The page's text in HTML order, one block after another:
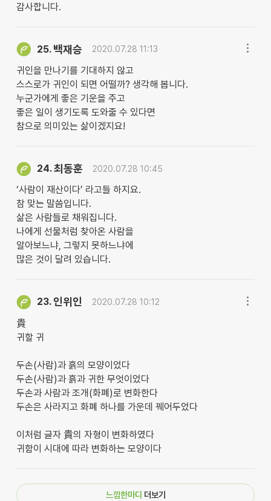
감사합니다.
25. 백재승 2020.07.28 11:13
귀인을 만나기를 기대하지 않고
스스로가 귀인이 되면 어떨까? 생각해 봅니다.
누군가에게 좋은 기운을 주고
좋은 일이 생기도록 도와줄 수 있다면
참으로 의미있는 삶이겠지요!
24.최동훈 2020.07.28 10:45
‘사람이 재산이다’ 라고들 하지요.
참 맞는 말씀입니다.
삶은 사람들로 채워집니다.
나에게 선물처럼 찾아온 사람을
알아보느냐, 그렇지 못하느냐에
많은 것이 달려 있습니다.
23.인위인 2020.07.28 10:12
貴
귀할 귀
두손(사람)과 흙의 모양이었다
두손(사람)과 흙과 귀한 무엇이었다
두손과 사람과 조개(화폐)로 변화한다
두손은 사라지고 화폐 하나를 가운데 꿰어두었다
이처럼 글자 貴의 자형이 변화하였다
귀함이 시대에 따라 변화하는 모양이다
느낌한마디 더보기